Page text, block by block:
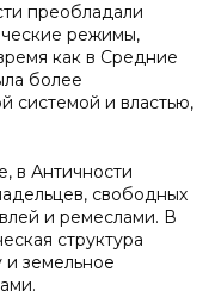
преобладали
режимы,
как в Средние
более
системой и властью,
в Античности
свободных
и ремеслами. В
структура
и земельное